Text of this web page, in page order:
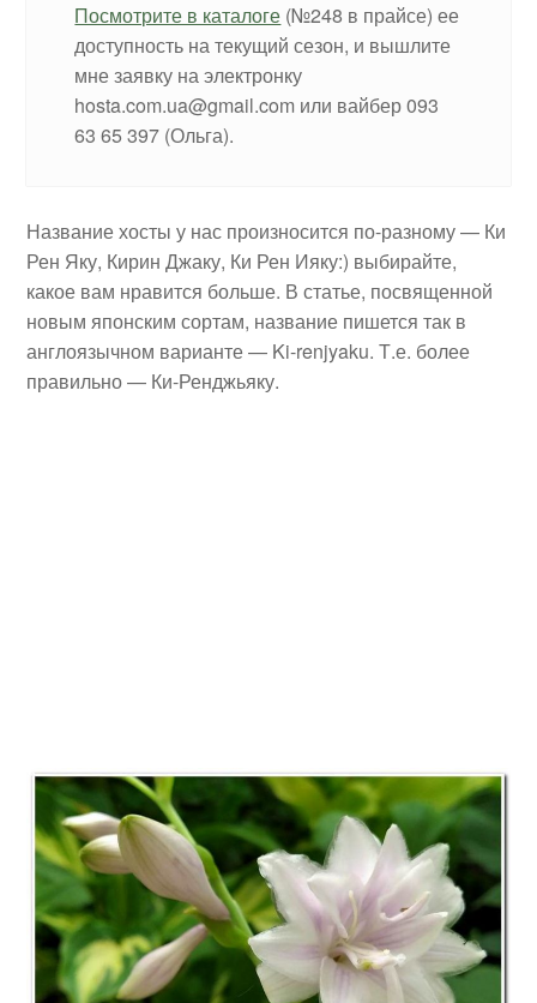
Посмотрите в каталоге (№248 в прайсе) ее
доступность на текущий сезон, и вышлите
мне заявку на электронку
hosta.com.ua@gmail.com или вайбер 093
63 65 397 (Ольга).
Название хосты у нас произносится по-разному — Ки
Рен Яку, Кирин Джаку, Ки Рен Ияку:) выбирайте,
какое вам нравится больше. В статье, посвященной
новым японским сортам, название пишется так в
англоязычном варианте — Ki-renjyaku. Т.е. более
правильно — Ки-Ренджьяку.